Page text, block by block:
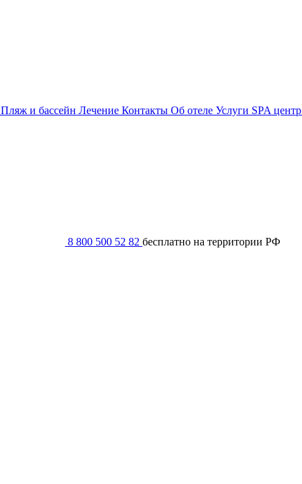
Пляж и бассейн Лечение Контакты Об отеле Услуги SPA центр
8 800 500 52 82 бесплатно на территории РФ